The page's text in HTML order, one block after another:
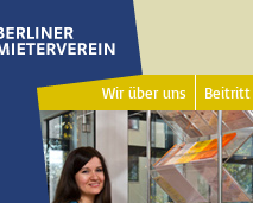
Wir über uns Beitritt